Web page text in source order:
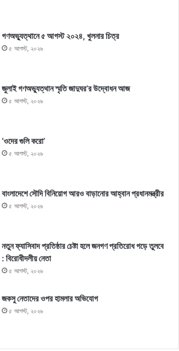
গণঅভ্যুত্থানে ৫ আগস্ট ২০২৪, খুলনার চিত্র
৫ আগস্ট, ২০২৬
জুলাই গণঅভ্যুত্থান স্মৃতি জাদুঘর’র উদ্বোধন আজ
৫ আগস্ট, ২০২৬
‘ওদের গুলি করো’
৫ আগস্ট, ২০২৬
বাংলাদেশে সৌদি বিনিয়োগ আরও বাড়ানোর আহ্বান প্রধানমন্ত্রীর
৫ আগস্ট, ২০২৬
নতুন ফ্যাসিবাদ প্রতিষ্ঠার চেষ্টা হলে জনগণ প্রতিরোধ গড়ে তুলবে
: বিরোধীদলীয় নেতা
৫ আগস্ট, ২০২৬
জকসু নেতাদের ওপর হামলার অভিযোগ
৫ আগস্ট, ২০২৬